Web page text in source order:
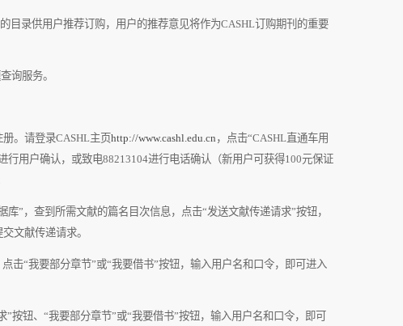
目录供用户推荐订购，用户的推荐意见将作为CASHL订购期刊的重要
询服务。
册。请登录CASHL主页http://www.cashl.edu.cn ，点击“CASHL 直通车用
行用户确认，或致电88213104进行电话确认（新用户可获得100元保证
库”，查到所需文献的篇名目次信息，点击“发送文献传递请求”按钮，
文献传递请求。
“我要部分章节”或“我要借书”按钮，输入用户名和口令，即可进入
”按钮、“我要部分章节”或“我要借书”按钮，输入用户名和口令，即可